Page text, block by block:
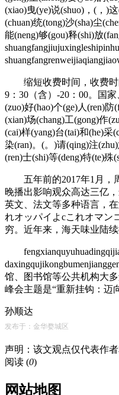
(xiao)曳(ye)说(shuo)，(，)
(chuan)统(tong)沙(sha)尘
能(neng)够(gou)释(shi)放
缩短收费时间，收费时间
9：30（含）-20：00。国
(zuo)好(hao)个(ge)人(ren)
(xian)场(chang)工(gong)作
(cai)样(yang)台(tai)和(he)采
染(ran)。(。)请(qing)注
(ren)士(shi)等(deng)特(te)殊
五年前的2017年1月，周
晚播出影响观众高达三亿
英文、法文等多种语言，
れオッパイよcこれオマ
穷。近年来，海天味业陆
fengxianquyuhuadingqijian
馆、图书馆等公共机构大
峰会主题是“重新挂钩：迈
孙顺达
发布于：金华婺城区
声明：该文观点仅代表作
阅读 (0)
网站地图